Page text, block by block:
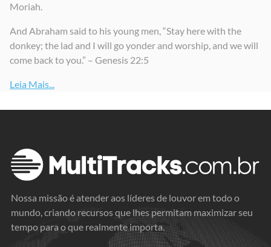
Moriah.
And Abraham said to his young men, “Stay here with the
donkey; the lad and I will go yonder and worship, and we will
come back to you.” – Genesis 22:5
Leia Mais...
Nossa missão é atender aos líderes de louvor em todo o
mundo, criando recursos que lhes permitam maximizar seu
tempo para o que realmente importa.